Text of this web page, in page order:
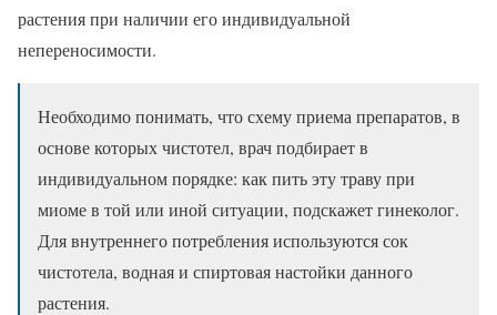
растения при наличии его индивидуальной
непереносимости.
Необходимо понимать, что схему приема препаратов, в
основе которых чистотел, врач подбирает в
индивидуальном порядке: как пить эту траву при
миоме в той или иной ситуации, подскажет гинеколог.
Для внутреннего потребления используются сок
чистотела, водная и спиртовая настойки данного
растения.